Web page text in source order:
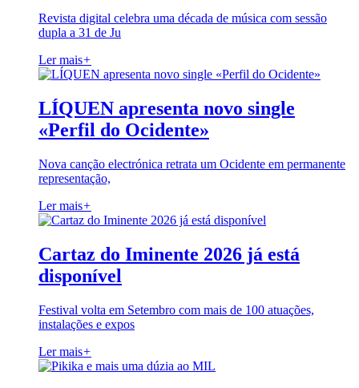
Revista digital celebra uma década de música com sessão
dupla a 31 de Ju
Ler mais+
LÍQUEN apresenta novo single
«Perfil do Ocidente»
Nova canção electrónica retrata um Ocidente em permanente
representação,
Ler mais+
Cartaz do Iminente 2026 já está
disponível
Festival volta em Setembro com mais de 100 atuações,
instalações e expos
Ler mais+